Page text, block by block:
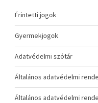
Érintetti jogok
Gyermekjogok
Adatvédelmi szótár
Általános adatvédelmi
Általános adatvédelmi